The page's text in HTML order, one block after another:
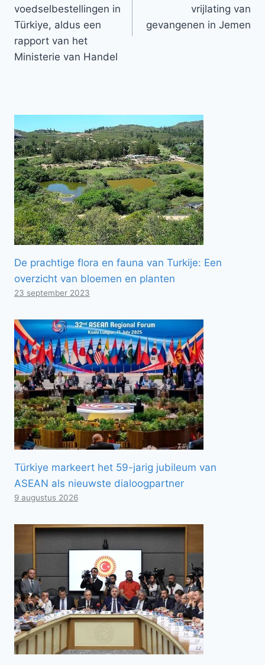
voedselbestellingen in
Türkiye, aldus een
rapport van het
Ministerie van Handel
vrijlating van
gevangenen in Jemen
De prachtige flora en fauna van Turkije: Een
overzicht van bloemen en planten
23 september 2023
Türkiye markeert het 59-jarig jubileum van
ASEAN als nieuwste dialoogpartner
9 augustus 2026